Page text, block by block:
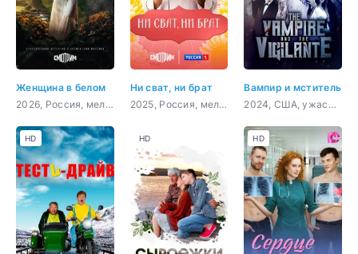
Женщина в белом
2026, Россия, мелодрама, детектив
Ни сват, ни брат
2025, Россия, мелодрама
Вампир и мститель
2024, США, ужасы, боевик
HD HD HD